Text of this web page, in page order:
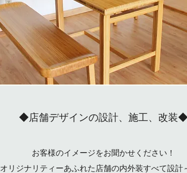
◆店舗デザインの設計、施工、改装
お客様のイメージをお聞かせください！
オリジナリティーあふれた店舗の内外装すべて設計